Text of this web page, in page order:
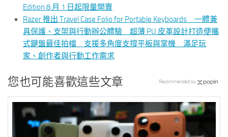
Edition 8 月 1 日起限量開賣
Razer 推出 Travel Case Folio for Portable Keyboards 一體兼
具保護、支架與行動辦公體驗 超薄 PU 皮革設計打造便攜
式鍵盤最佳拍檔 支援多角度支撐平板與掌機 滿足玩
家、創作者與行動工作需求
您也可能喜歡這些文章 Recommended by